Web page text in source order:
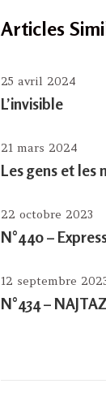
Articles
25 avril 2024
L’invisible
21 mars 2024
Les gens et les
22 octobre 2023
N°440 –
12 septembre
N°434 –